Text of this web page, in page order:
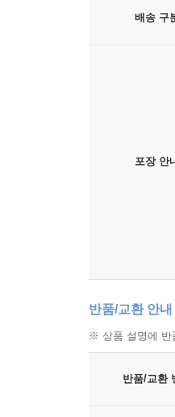
잘 지은 한옥
흔히들 건축
사실을 방증
사람의 대담은
두 사람이 쌓
참여했던 많
건축주의 안
있다. 로버트
그러니까 좋은
어락당이 지어
국어교육과 교
이어지고 있
전범으로 사
실없이 주고받
배송 구
포장 안
반품/교환 안내
※ 상품 설명에 반
반품/교환